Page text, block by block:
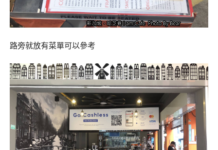
路旁就放有菜單可以參考